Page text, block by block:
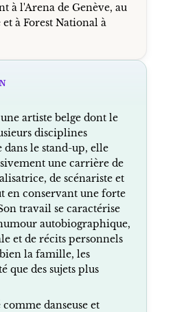
à l'Arena de Genève, au
à Forest National à
artiste belge dont le
disciplines
dans le stand-up, elle
une carrière de
de scénariste et
en conservant une forte
travail se caractérise
autobiographique,
et de récits personnels
la famille, les
que des sujets plus
danseuse et